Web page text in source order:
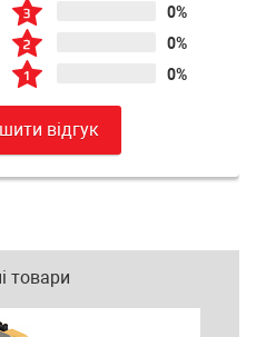
0%
0%
0%
відгук
товари